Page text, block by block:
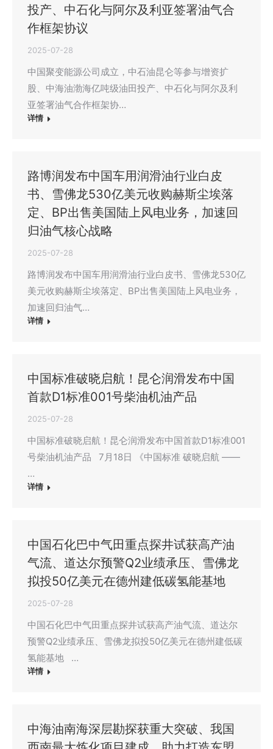
投产、中石化与阿尔及利亚签署油气合
作框架协议
2025-07-28
中国聚变能源公司成立，中石油昆仑等参与增资扩
股、中海油渤海亿吨级油田投产、中石化与阿尔及利
亚签署油气合作框架协…
详情
路博润发布中国车用润滑油行业白皮
书、雪佛龙530亿美元收购赫斯尘埃落
定、BP出售美国陆上风电业务，加速回
归油气核心战略
2025-07-28
路博润发布中国车用润滑油行业白皮书、雪佛龙530亿
美元收购赫斯尘埃落定、BP出售美国陆上风电业务，
加速回归油气…
详情
中国标准破晓启航！昆仑润滑发布中国
首款D1标准001号柴油机油产品
2025-07-28
中国标准破晓启航！昆仑润滑发布中国首款D1标准001
号柴油机油产品 7月18日 《中国标准 破晓启航 ——
…
详情
中国石化巴中气田重点探井试获高产油
气流、道达尔预警Q2业绩承压、雪佛龙
拟投50亿美元在德州建低碳氢能基地
2025-07-28
中国石化巴中气田重点探井试获高产油气流、道达尔
预警Q2业绩承压、雪佛龙拟投50亿美元在德州建低碳
氢能基地 …
详情
中海油南海深层勘探获重大突破、我国